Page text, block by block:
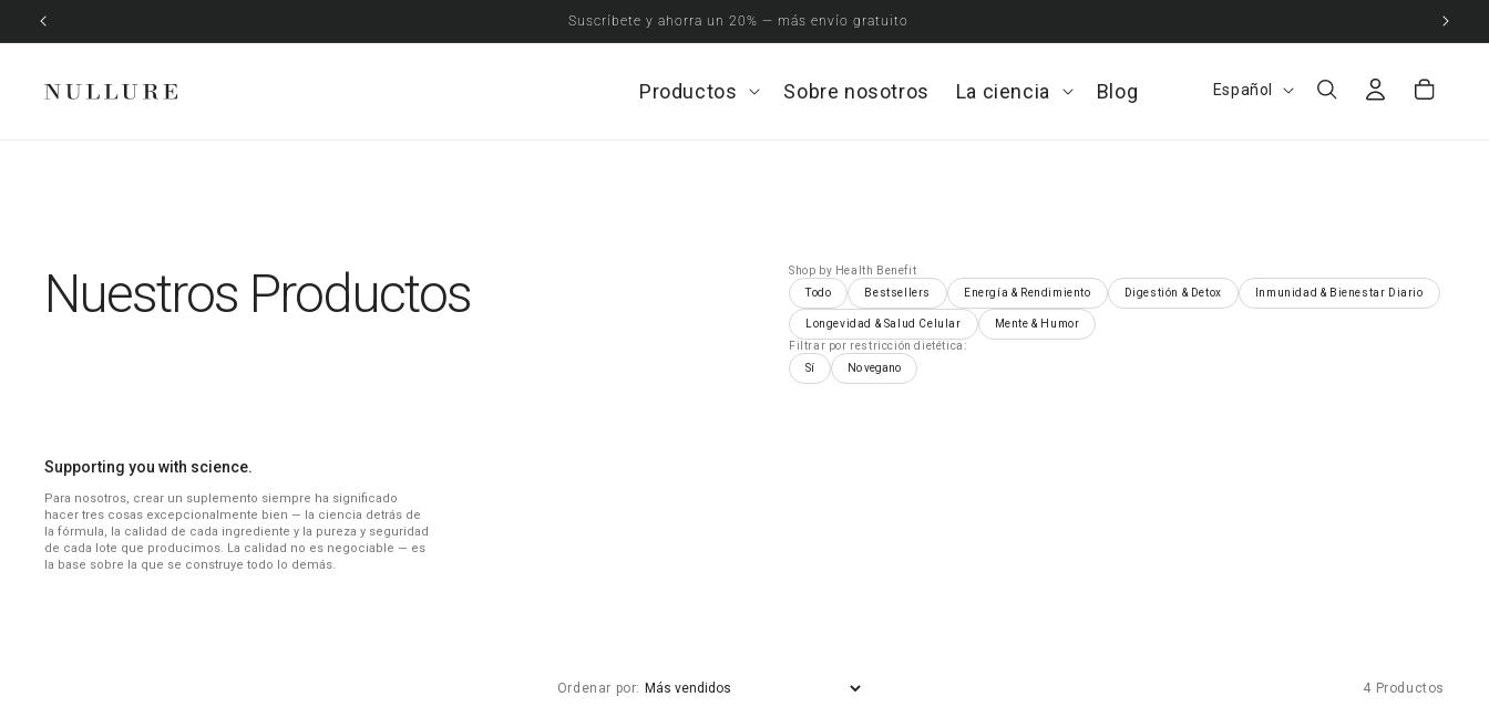
directamente
al contenido
Suscríbete y ahorra un 20% — más envío gratuito
Productos OpenSobre nosotros La ciencia
OpenBlog Español
sesión
Carrito
Nuestros Productos
Supporting you with science.
Para nosotros, crear un suplemento siempre ha significado
hacer tres cosas excepcionalmente bien — la ciencia detrás de
la fórmula, la calidad de cada ingrediente y la pureza y seguridad
de cada lote que producimos. La calidad no es negociable — es
la base sobre la que se construye todo lo demás.
Shop by Health Benefit
Todo
Bestsellers Energía & Rendimiento Digestión & Detox Inmunidad & Bienestar Diario
Longevidad & Salud Celular
Mente & Humor
Filtrar por restricción dietética:
Sí
No vegano
Ordenar por: 4 Productos